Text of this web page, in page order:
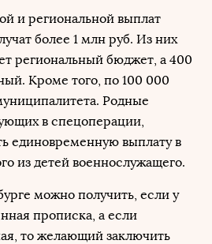
и региональной выплат
более 1 млн руб. Из них
региональный бюджет, а 400
Кроме того, по 100 000
Родные
в спецоперации,
единовременную выплату в
из детей военнослужащего.
можно получить, если у
прописка, а если
то желающий заключить